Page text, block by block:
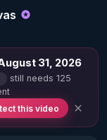
31, 2026
still needs 125
this video